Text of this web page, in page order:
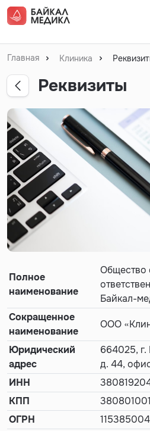
Главная Клиника
Реквизиты
Полное
наименование
Общество
Байкал-
Сокращенное
наименование
ООО
Юридический
адрес
664025, г.
д. 44,
ИНН
КПП
380801001
ОГРН